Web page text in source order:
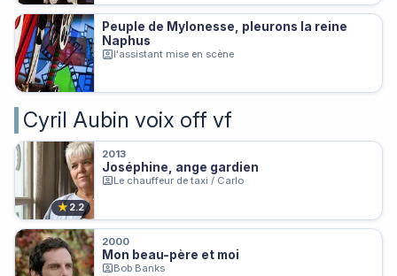
Peuple de Mylonesse, pleurons la reine
Naphus
l'assistant mise en scène
Cyril Aubin voix off vf
★2.2
2013
Joséphine, ange gardien
Le chauffeur de taxi / Carlo
2000
Mon beau-père et moi
Bob Banks